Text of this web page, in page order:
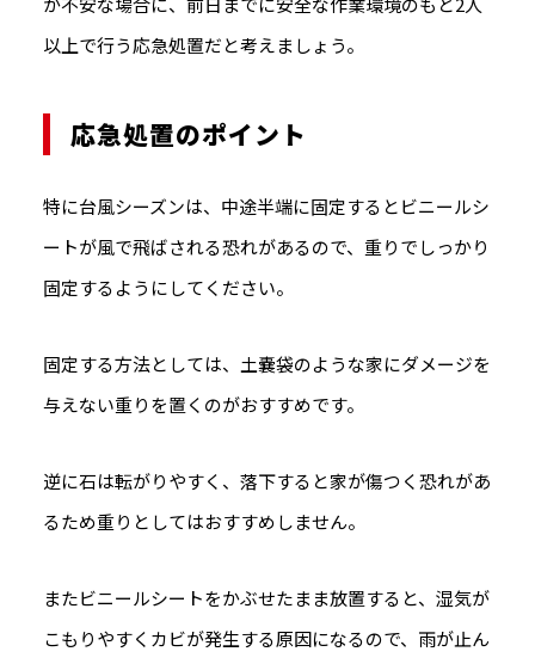
以上で行う応急処置だと考えましょう。
応急処置のポイント
特に台風シーズンは、中途半端に固定するとビニールシ
ートが風で飛ばされる恐れがあるので、重りでしっかり
固定するようにしてください。
固定する方法としては、土嚢袋のような家にダメージを
与えない重りを置くのがおすすめです。
逆に石は転がりやすく、落下すると家が傷つく恐れがあ
るため重りとしてはおすすめしません。
またビニールシートをかぶせたまま放置すると、湿気が
こもりやすくカビが発生する原因になるので、雨が止ん